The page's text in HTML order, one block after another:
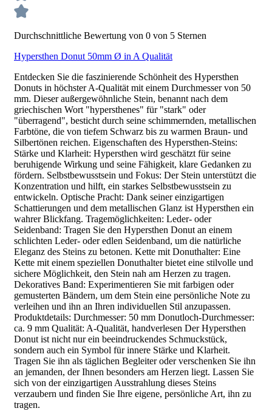
Durchschnittliche Bewertung von 0 von 5 Sternen
Hypersthen Donut 50mm Ø in A Qualität
Entdecken Sie die faszinierende Schönheit des Hypersthen
Donuts in höchster A-Qualität mit einem Durchmesser von 50
mm. Dieser außergewöhnliche Stein, benannt nach dem
griechischen Wort "hypersthenes" für "stark" oder
"überragend", besticht durch seine schimmernden, metallischen
Farbtöne, die von tiefem Schwarz bis zu warmen Braun- und
Silbertönen reichen. Eigenschaften des Hypersthen-Steins:
Stärke und Klarheit: Hypersthen wird geschätzt für seine
beruhigende Wirkung und seine Fähigkeit, klare Gedanken zu
fördern. Selbstbewusstsein und Fokus: Der Stein unterstützt die
Konzentration und hilft, ein starkes Selbstbewusstsein zu
entwickeln. Optische Pracht: Dank seiner einzigartigen
Schattierungen und dem metallischen Glanz ist Hypersthen ein
wahrer Blickfang. Tragemöglichkeiten: Leder- oder
Seidenband: Tragen Sie den Hypersthen Donut an einem
schlichten Leder- oder edlen Seidenband, um die natürliche
Eleganz des Steins zu betonen. Kette mit Donuthalter: Eine
Kette mit einem speziellen Donuthalter bietet eine stilvolle und
sichere Möglichkeit, den Stein nah am Herzen zu tragen.
Dekoratives Band: Experimentieren Sie mit farbigen oder
gemusterten Bändern, um dem Stein eine persönliche Note zu
verleihen und ihn an Ihren individuellen Stil anzupassen.
Produktdetails: Durchmesser: 50 mm Donutloch-Durchmesser:
ca. 9 mm Qualität: A-Qualität, handverlesen Der Hypersthen
Donut ist nicht nur ein beeindruckendes Schmuckstück,
sondern auch ein Symbol für innere Stärke und Klarheit.
Tragen Sie ihn als täglichen Begleiter oder verschenken Sie ihn
an jemanden, der Ihnen besonders am Herzen liegt. Lassen Sie
sich von der einzigartigen Ausstrahlung dieses Steins
verzaubern und finden Sie Ihre eigene, persönliche Art, ihn zu
tragen.